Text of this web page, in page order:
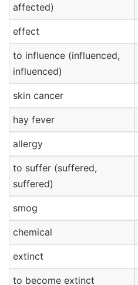
affected)
effect
to influence (influenced,
influenced)
skin cancer
hay fever
allergy
to suffer (suffered,
suffered)
smog
chemical
extinct
to become extinct